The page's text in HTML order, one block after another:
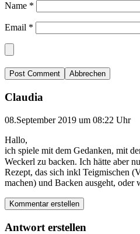
Name *
Email *
Abbrechen
Claudia
08.September 2019 um 08:22 Uhr
Hallo,
ich spiele mit dem Gedanken, mit
Weckerl zu backen. Ich hätte aber
Rezept, das sich inkl Teigmischen
machen) und Backen ausgeht, oder
Kommentar erstellen
Antwort erstellen